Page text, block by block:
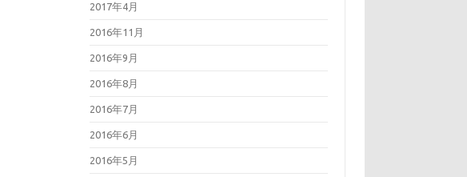
2017年4月
2016年11月
2016年9月
2016年8月
2016年7月
2016年6月
2016年5月